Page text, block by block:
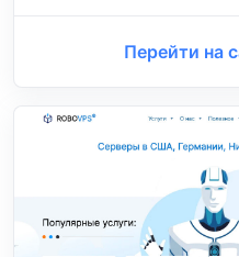
Перейти на